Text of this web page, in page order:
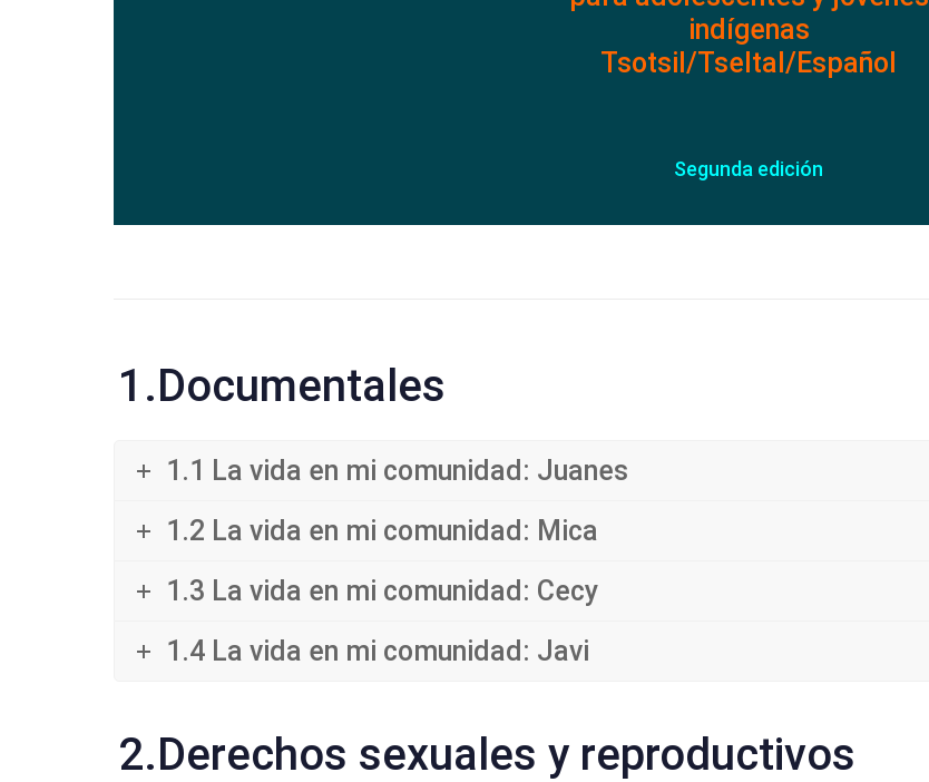
indígenas
Tsotsil/Tseltal/Español
Segunda edición
1.Documentales
1.1 La vida en mi comunidad: Juanes
1.2 La vida en mi comunidad: Mica
1.3 La vida en mi comunidad: Cecy
1.4 La vida en mi comunidad: Javi
2.Derechos sexuales y reproductivos